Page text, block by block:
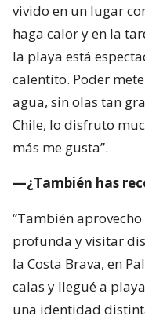
vivido en un lugar
haga calor y en la
la playa está
calentito. Poder
agua, sin olas tan
Chile, lo disfruto
más me gusta”.
—¿También has
“También
profunda y visitar
la Costa Brava, en
calas y llegué a
una identidad